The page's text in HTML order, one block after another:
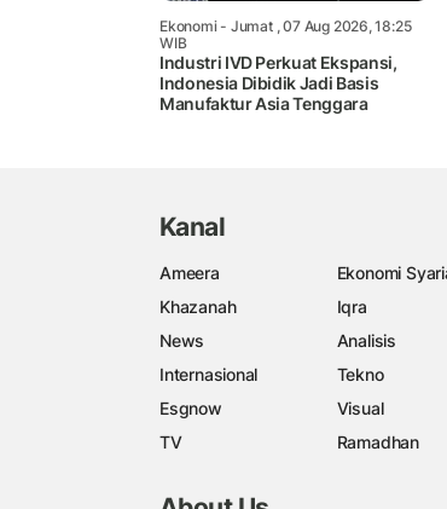
Ekonomi- Jumat , 07 Aug 2026, 18:25
WIB
Industri IVD Perkuat Ekspansi,
Indonesia Dibidik Jadi Basis
Manufaktur Asia Tenggara
Kanal
Ameera Ekonomi
Khazanah
Iqra
News
Analisis
Internasional
Tekno
Esgnow
Visual
TV
Ramadhan